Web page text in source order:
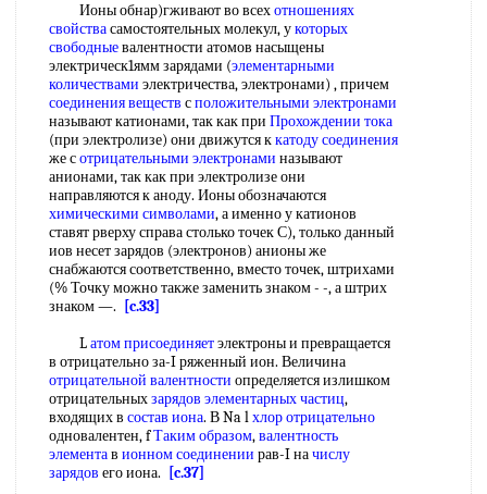
Ионы обнар)гживают во всехотношениях
свойствасамостоятельных молекул, укоторых
свободныевалентности атомов насыщены
электрическ1ямм зарядами (элементарными
количествами электричества, электронами) , причем
соединения веществ сположительными электронами
называют катионами, так как при Прохождении тока
(при электролизе) они движутся ккатоду соединения
же сотрицательными электронами называют
анионами, так как при электролизе они
направляются к аноду. Ионы обозначаются
химическими символами, а именно у катионов
ставят рверху справа столько точек С), только данный
иов несет зарядов (электронов) анионы же
снабжаются соответственно, вместо точек, штрихами
(% Точку можно также заменить знаком - -, а штрих
знаком —.
[c.33]
Lатом присоединяетэлектроны и превращается
в отрицательно за-I ряженный ион. Величина
отрицательной валентности определяется излишком
отрицательныхзарядов элементарных частиц,
входящих в состав иона. В Na lхлор отрицательно
одновалентен, fТаким образом,валентность
элементав ионном соединении рав-I начислу
зарядов его иона. [c.37]